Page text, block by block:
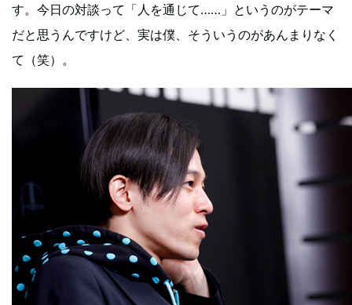
す。今日の対談って「人を通じて……」というのがテーマ
だと思うんですけど、実は僕、そういうのがあんまりなく
て（笑）。